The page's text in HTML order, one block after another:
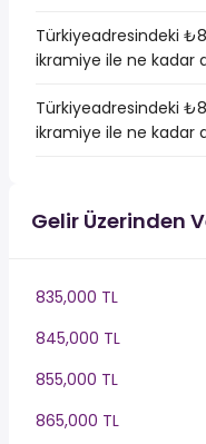
Türkiyeadresindeki
ikramiye ile ne kadar
Türkiyeadresindeki
ikramiye ile ne kadar
Gelir Üzerinden
835,000 TL
845,000 TL
855,000 TL
865,000 TL